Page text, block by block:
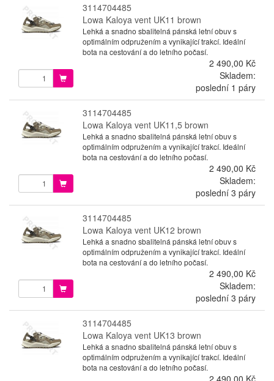
3114704485
Lowa Kaloya vent UK11 brown
Lehká a snadno sbalitelná pánská letní obuv s
optimálním odpružením a vynikající trakcí. Ideální
bota na cestování a do letního počasí.
2 490,00 Kč
Skladem:
poslední 1 páry
3114704485
Lowa Kaloya vent UK11,5 brown
Lehká a snadno sbalitelná pánská letní obuv s
optimálním odpružením a vynikající trakcí. Ideální
bota na cestování a do letního počasí.
2 490,00 Kč
Skladem:
poslední 3 páry
3114704485
Lowa Kaloya vent UK12 brown
Lehká a snadno sbalitelná pánská letní obuv s
optimálním odpružením a vynikající trakcí. Ideální
bota na cestování a do letního počasí.
2 490,00 Kč
Skladem:
poslední 3 páry
3114704485
Lowa Kaloya vent UK13 brown
Lehká a snadno sbalitelná pánská letní obuv s
optimálním odpružením a vynikající trakcí. Ideální
bota na cestování a do letního počasí.
2 490,00 Kč